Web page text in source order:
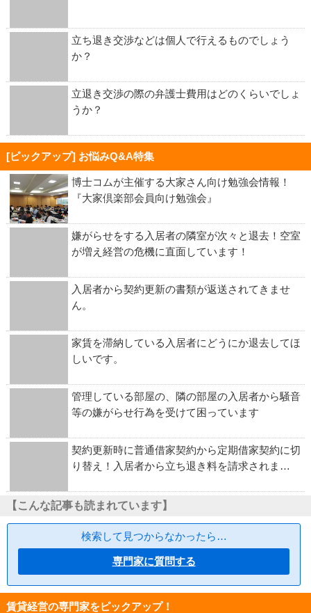
立ち退き交渉などは個人で行えるものでしょう
か？
立退き交渉の際の弁護士費用はどのくらいでしょ
うか？
[ピックアップ] お悩みQ&A特集
博士コムが主催する大家さん向け勉強会情報！
『大家倶楽部会員向け勉強会』
嫌がらせをする入居者の隣室が次々と退去！空室
が増え経営の危機に直面しています！
入居者から契約更新の書類が返送されてきませ
ん。
家賃を滞納している入居者にどうにか退去してほ
しいです。
管理している部屋の、隣の部屋の入居者から騒音
等の嫌がらせ行為を受けて困っています
契約更新時に普通借家契約から定期借家契約に切
り替え！入居者から立ち退き料を請求されま…
【こんな記事も読まれています】
検索して見つからなかったら…
専門家に質問する
賃貸経営の専門家をピックアップ！